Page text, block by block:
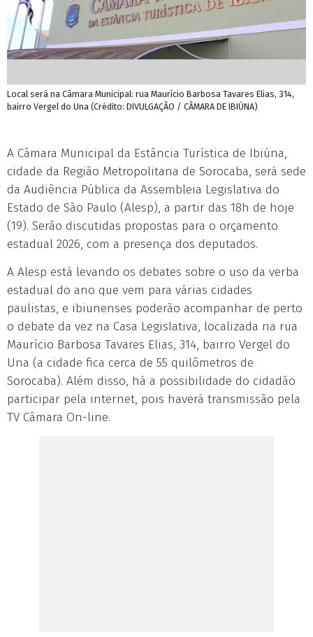
Local será na Câmara Municipal: rua Maurício Barbosa Tavares Elias, 314,
bairro Vergel do Una (Crédito: DIVULGAÇÃO / CÂMARA DE IBIÚNA)
A Câmara Municipal da Estância Turística de Ibiúna,
cidade da Região Metropolitana de Sorocaba, será sede
da Audiência Pública da Assembleia Legislativa do
Estado de São Paulo (Alesp), a partir das 18h de hoje
(19). Serão discutidas propostas para o orçamento
estadual 2026, com a presença dos deputados.
A Alesp está levando os debates sobre o uso da verba
estadual do ano que vem para várias cidades
paulistas, e ibiunenses poderão acompanhar de perto
o debate da vez na Casa Legislativa, localizada na rua
Maurício Barbosa Tavares Elias, 314, bairro Vergel do
Una (a cidade fica cerca de 55 quilômetros de
Sorocaba). Além disso, há a possibilidade do cidadão
participar pela internet, pois haverá transmissão pela
TV Câmara On-line.